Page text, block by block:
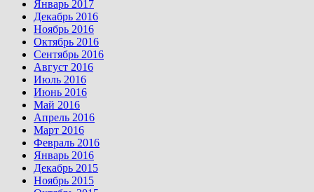
Январь 2017
Декабрь 2016
Ноябрь 2016
Октябрь 2016
Сентябрь 2016
Август 2016
Июль 2016
Июнь 2016
Май 2016
Апрель 2016
Март 2016
Февраль 2016
Январь 2016
Декабрь 2015
Ноябрь 2015